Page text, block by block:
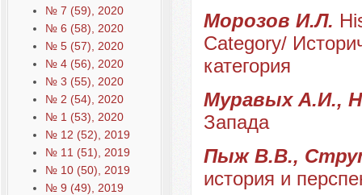
№ 7 (59), 2020
№ 6 (58), 2020
№ 5 (57), 2020
№ 4 (56), 2020
№ 3 (55), 2020
№ 2 (54), 2020
№ 1 (53), 2020
№ 12 (52), 2019
№ 11 (51), 2019
№ 10 (50), 2019
№ 9 (49), 2019
Морозов И.Л.
Category/
категория
Муравых А.И.,
Запада
Пыж В.В.,
история и